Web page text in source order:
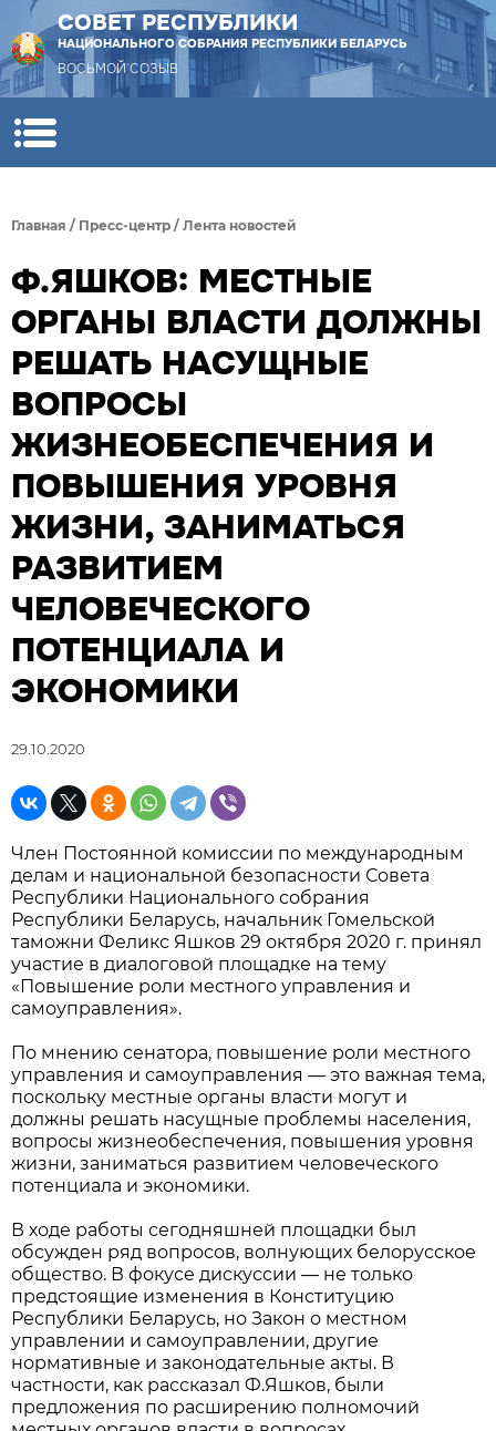
СОВЕТ РЕСПУБЛИКИ
НАЦИОНАЛЬНОГО СОБРАНИЯ РЕСПУБЛИКИ БЕЛАРУСЬ
ВОСЬМОЙ СОЗЫВ
Главная / Пресс-центр / Лента новостей
Ф.ЯШКОВ: МЕСТНЫЕ
ОРГАНЫ ВЛАСТИ ДОЛЖНЫ
РЕШАТЬ НАСУЩНЫЕ
ВОПРОСЫ
ЖИЗНЕОБЕСПЕЧЕНИЯ И
ПОВЫШЕНИЯ УРОВНЯ
ЖИЗНИ, ЗАНИМАТЬСЯ
РАЗВИТИЕМ
ЧЕЛОВЕЧЕСКОГО
ПОТЕНЦИАЛА И
ЭКОНОМИКИ
29.10.2020
Член Постоянной комиссии по международным
делам и национальной безопасности Совета
Республики Национального собрания
Республики Беларусь, начальник Гомельской
таможни Феликс Яшков 29 октября 2020 г. принял
участие в диалоговой площадке на тему
«Повышение роли местного управления и
самоуправления».
По мнению сенатора, повышение роли местного
управления и самоуправления — это важная тема,
поскольку местные органы власти могут и
должны решать насущные проблемы населения,
вопросы жизнеобеспечения, повышения уровня
жизни, заниматься развитием человеческого
потенциала и экономики.
В ходе работы сегодняшней площадки был
обсужден ряд вопросов, волнующих белорусское
общество. В фокусе дискуссии — не только
предстоящие изменения в Конституцию
Республики Беларусь, но Закон о местном
управлении и самоуправлении, другие
нормативные и законодательные акты. В
частности, как рассказал Ф.Яшков, были
предложения по расширению полномочий